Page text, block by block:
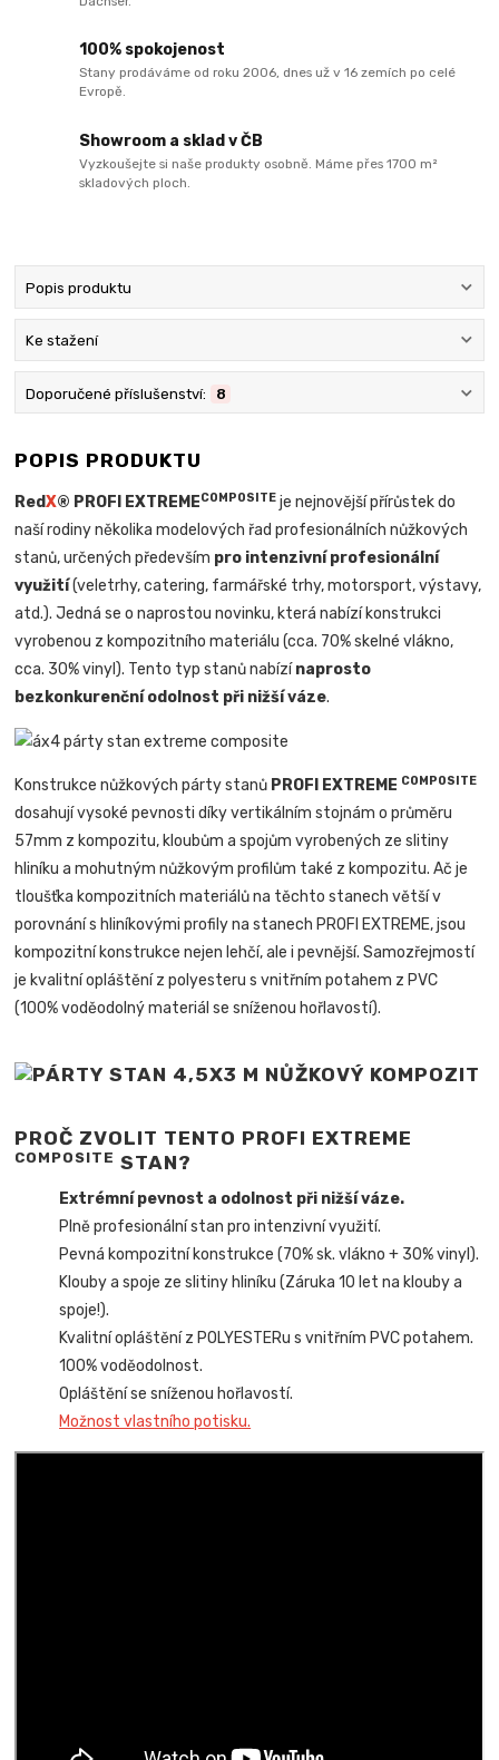
100% spokojenost
Stany prodáváme od roku 2006, dnes už v 16 zemích po celé
Evropě.
Showroom a sklad v ČB
Vyzkoušejte si naše produkty osobně. Máme přes 1700 m²
skladových ploch.
Popis produktu
Ke stažení
Doporučené příslušenství: 8
POPIS PRODUKTU
RedX® PROFI EXTREMECOMPOSITE je nejnovější přírůstek do
naší rodiny několika modelových řad profesionálních nůžkových
stanů, určených především pro intenzivní profesionální
využití(veletrhy, catering, farmářské trhy, motorsport, výstavy,
atd.). Jedná se o naprostou novinku, která nabízí konstrukci
vyrobenou z kompozitního materiálu (cca. 70% skelné vlákno,
cca. 30% vinyl). Tento typ stanů nabízínaprosto
bezkonkurenční odolnost při nižší váze.
Konstrukce nůžkových párty stanů PROFI EXTREME COMPOSITE
dosahují vysoké pevnosti díky vertikálním stojnám o průměru
57mm z kompozitu, kloubům a spojům vyrobených ze slitiny
hliníku a mohutným nůžkovým profilům také z kompozitu. Ač je
tloušťka kompozitních materiálů na těchto stanech větší v
porovnání s hliníkovými profily na stanech PROFI EXTREME, jsou
kompozitní konstrukce nejen lehčí, ale i pevnější. Samozřejmostí
je kvalitní opláštění z polyesteru s vnitřním potahem z PVC
(100% voděodolný materiál se sníženou hořlavostí).
PROČ ZVOLIT TENTO PROFI EXTREME
COMPOSITE STAN?
Extrémní pevnost a odolnost při nižší váze.
Plně profesionální stan pro intenzivní využití.
Pevná kompozitní konstrukce (70% sk. vlákno + 30% vinyl).
Klouby a spoje ze slitiny hliníku (Záruka 10 let na klouby a
spoje!).
Kvalitní opláštění z POLYESTERu s vnitřním PVC potahem.
100% voděodolnost.
Opláštění se sníženou hořlavostí.
Možnost vlastního potisku.